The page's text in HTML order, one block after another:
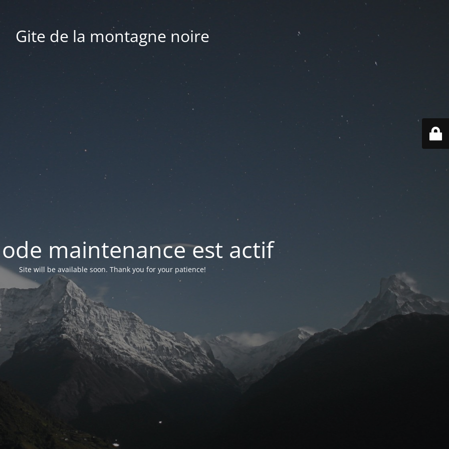
Gite de la montagne noire
maintenance est actif
Site will be available soon. Thank you for your patience!